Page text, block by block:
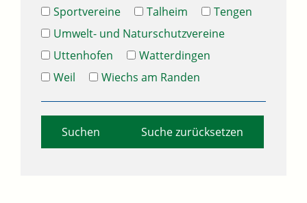
Sportvereine
Talheim
Tengen
Umwelt- und Naturschutzvereine
Uttenhofen
Watterdingen
Weil
Wiechs am Randen
Suche zurücksetzen